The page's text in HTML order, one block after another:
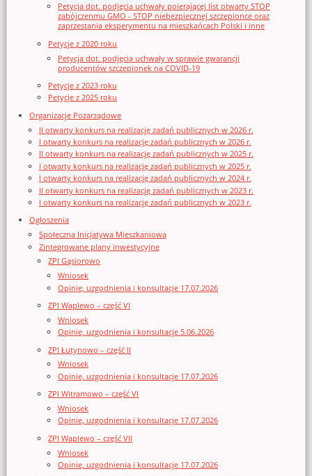
Petycja dot. podjęcia uchwały poierającej list otwarty STOP
zabójczenmu GMO - STOP niebezpiecznej szczepionce oraz
zaprzestania eksperymentu na mieszkańcach Polski i inne
Petycje z 2020 roku
Petycja dot. podjęcia uchwały w sprawie gwarancji
producentów szczepionek na COVID-19
Petycje z 2023 roku
Petycje z 2025 roku
Organizacje Pozarządowe
II otwarty konkurs na realizację zadań publicznych w 2026 r.
I otwarty konkurs na realizację zadań publicznych w 2026 r.
II otwarty konkurs na realizację zadań publicznych w 2025 r.
I otwarty konkurs na realizację zadań publicznych w 2025 r.
I otwarty konkurs na realizację zadań publicznych w 2024 r.
II otwarty konkurs na realizację zadań publicznych w 2023 r.
I otwarty konkurs na realizację zadań publicznych w 2023 r.
Ogłoszenia
Społeczna Inicjatywa Mieszkaniowa
Zintegrowane plany inwestycyjne
ZPI Gąsiorowo
Wniosek
Opinie, uzgodnienia i konsultacje 17.07.2026
ZPI Waplewo – część VI
Wniosek
Opinie, uzgodnienia i konsultacje 5.06.2026
ZPI Łutynowo – część II
Wniosek
Opinie, uzgodnienia i konsultacje 17.07.2026
ZPI Witramowo – część VI
Wniosek
Opinie, uzgodnienia i konsultacje 17.07.2026
ZPI Waplewo – część VII
Wniosek
Opinie, uzgodnienia i konsultacje 17.07.2026